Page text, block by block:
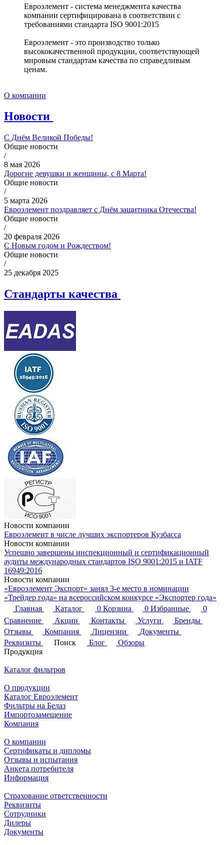
Евроэлемент - система менеджмента качества
компании сертифицирована в соответствии с
требованиями стандарта ISO 9001:2015
Евроэлемент - это производство только
высококачественной продукции, соответствующей
мировым стандартам качества по справедливым
ценам.
О компании
Новости
С Днём Великой Победы!
Общие новости
/
8 мая 2026
Дорогие девушки и женщины, с 8 Марта!
Общие новости
/
5 марта 2026
Евроэлемент поздравляет с Днём защитника Отечества!
Общие новости
/
20 февраля 2026
С Новым годом и Рождеством!
Общие новости
/
25 декабря 2025
Стандарты качества
Новости компании
Евроэлемент в числе лучших экспортеров Кузбасса
Новости компании
Успешно завершены инспекционный и сертификационный
аудиты международных стандартов ISO 9001:2015 и IATF
16949:2016
Новости компании
«Евроэлемент Экспорт» занял 3-е место в номинации
«Трейдер года» на всероссийском конкурсе «Экспортер года»
Главная
Каталог 0 Корзина 0 Избранные
0
Сравнение
Акции Контакты Услуги
Бренды
Отзывы
Компания Лицензии
Документы
Реквизиты
Поиск Блог
Обзоры
Продукция
Каталог фильтров
О продукции
Каталог Евроэлемент
Фильтры на Белаз
Импортозамещение
Компания
О компании
Сертификаты и дипломы
Отзывы и испытания
Анкета потребителя
Информация
Страхование ответственности
Реквизиты
Сотрудники
Дилеры
Документы